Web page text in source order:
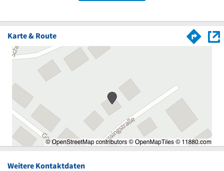
Karte & Route
Weitere Kontaktdaten